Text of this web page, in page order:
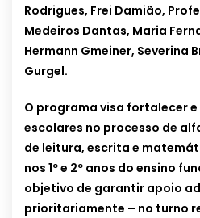
Rodrigues, Frei Damião,
Medeiros Dantas, Maria
Hermann Gmeiner, Severina
Gurgel.
O programa visa fortalecer
escolares no processo de
de leitura, escrita e
nos 1º e 2º anos do ensino
objetivo de garantir apoio
prioritariamente – no turno